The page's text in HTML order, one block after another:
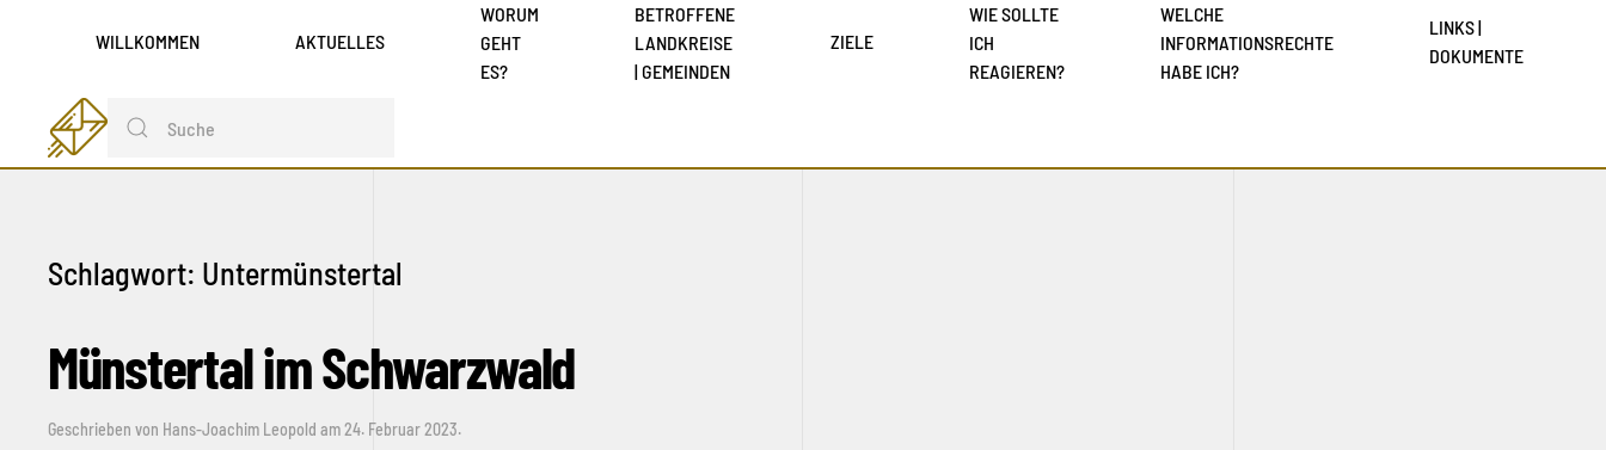
WILLKOMMEN AKTUELLES
WORUM
GEHT
ES?
BETROFFENE
LANDKREISE
| GEMEINDEN
ZIELE
WIE SOLLTE
ICH
REAGIEREN?
WELCHE
INFORMATIONSRECHTE
HABE ICH?
LINKS |
DOKUMENTE
Schlagwort: Untermünstertal
Münstertal im Schwarzwald
Geschrieben von Hans-Joachim Leopold am24. Februar 2023.